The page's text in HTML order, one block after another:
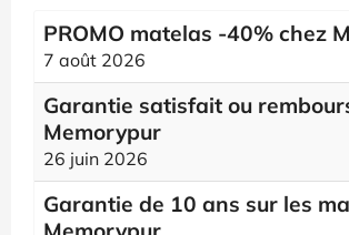
PROMO matelas -40% chez
7 août 2026
Garantie satisfait ou
Memorypur
26 juin 2026
Garantie de 10 ans sur les